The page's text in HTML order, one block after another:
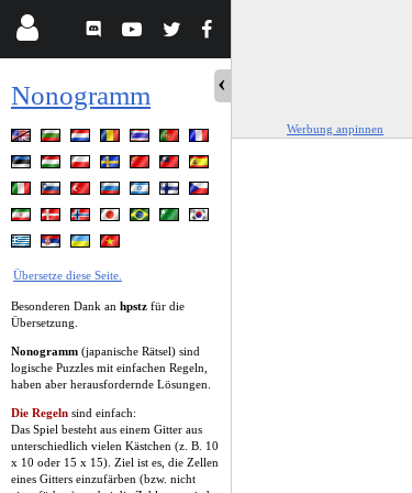
Nonogramm
Übersetze diese Seite.
Besonderen Dank an hpstz für die
Übersetzung.
Nonogramm (japanische Rätsel) sind
logische Puzzles mit einfachen Regeln,
haben aber herausfordernde Lösungen.
Die Regeln sind einfach:
Das Spiel besteht aus einem Gitter aus
unterschiedlich vielen Kästchen (z. B. 10
x 10 oder 15 x 15). Ziel ist es, die Zellen
eines Gitters einzufärben (bzw. nicht
Werbung anpinnen